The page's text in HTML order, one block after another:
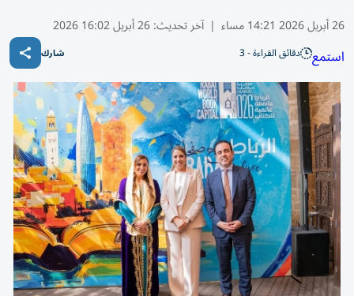
26 أبريل 2026 14:21 مساء | آخر تحديث:26 أبريل 16:02 2026
استمع دقائق القراءة - 3 شارك